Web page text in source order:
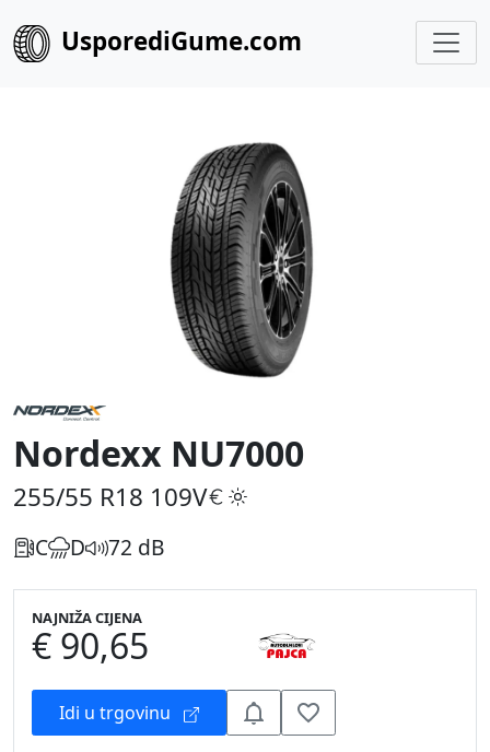
UsporediGume.com
Nordexx NU7000
255/55 R18 109V
C D 72 dB
NAJNIŽA CIJENA
€ 90,65
Idi u trgovinu